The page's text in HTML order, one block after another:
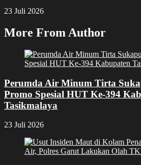
23 Juli 2026
More From Author
Perumda Air Minum Tirta
Promo Spesial HUT Ke-394
Tasikmalaya
23 Juli 2026